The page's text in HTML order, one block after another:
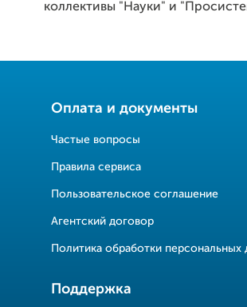
коллективы "Науки" и
Оплата и документы
Частые вопросы
Правила сервиса
Пользовательское соглашение
Агентский договор
Политика обработки персональных
Поддержка